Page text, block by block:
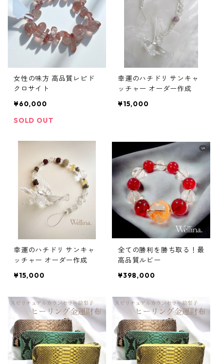
女性の味方 高品質レピド
クロサイト
¥60,000
SOLD OUT
幸運のハチドリ サンキャ
ッチャー オーダー作成
¥15,000
幸運のハチドリ サンキャ
ッチャー オーダー作成
¥15,000
全ての勝利を勝ち取る！最
高品質ルビー
¥398,000